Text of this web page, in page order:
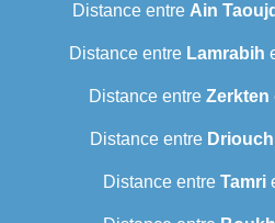
Distance entre Ain
Distance entre Lamrabih
Distance entre Zerkten
Distance entre Driouch
Distance entre Tamri